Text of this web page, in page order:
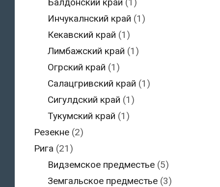
Инчукалнский край (1)
Кекавский край (1)
Лимбажский край (1)
Огрский край (1)
Салацгривский край (1)
Сигулдский край (1)
Тукумский край (1)
Резекне(2)
Рига (21)
Видземское предместье (5)
Земгальское предместье (3)